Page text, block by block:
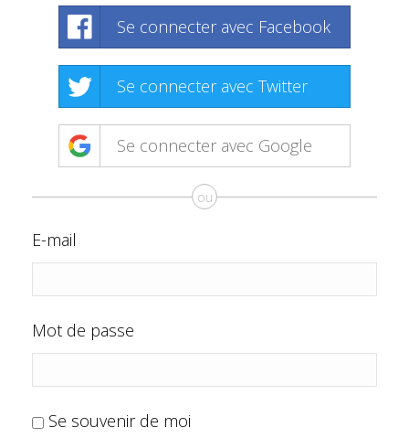
Se connecter avec Facebook
Se connecter avec Twitter
Se connecter avec Google
ou
E-mail
Mot de passe
Se souvenir de moi